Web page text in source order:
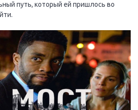
путь, который ей пришлось во